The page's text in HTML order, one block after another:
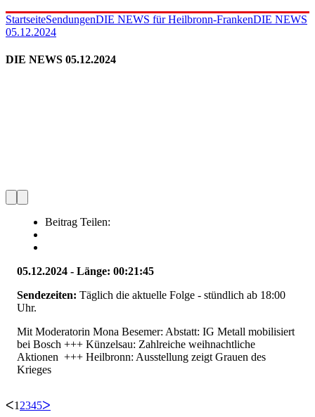
StartseiteSendungenDIE NEWS für Heilbronn-FrankenDIE NEWS
05.12.2024
DIE NEWS 05.12.2024
Beitrag Teilen:
05.12.2024 - Länge: 00:21:45
Sendezeiten: Täglich die aktuelle Folge - stündlich ab 18:00
Uhr.
Mit Moderatorin Mona Besemer: Abstatt: IG Metall mobilisiert
bei Bosch +++ Künzelsau: Zahlreiche weihnachtliche
Aktionen +++ Heilbronn: Ausstellung zeigt Grauen des
Krieges
ᐸ1 2345ᐳ